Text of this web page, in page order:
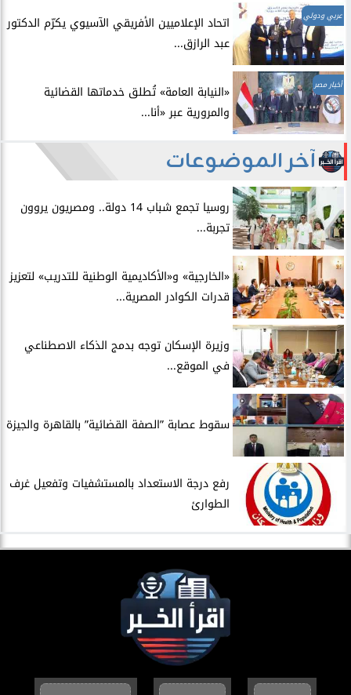
عربي ودولي
اتحاد الإعلاميين الأفريقي الآسيوي يكرّم الدكتور
عبد الرازق...
أخبار مصر
​«النيابة العامة» تُطلق خدماتها القضائية
والمرورية عبر «أنا...
آخر الموضوعات
روسيا تجمع شباب 14 دولة.. ومصريون يروون
تجربة...
​«الخارجية» و«الأكاديمية الوطنية للتدريب» لتعزيز
قدرات الكوادر المصرية...
​وزيرة الإسكان توجه بدمج الذكاء الاصطناعي
في الموقع...
سقوط عصابة ”الصفة القضائية” بالقاهرة والجيزة
​رفع درجة الاستعداد بالمستشفيات وتفعيل غرف
الطوارئ